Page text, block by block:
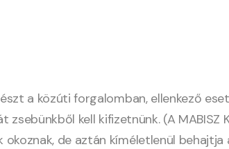
a közúti forgalomban, ellenkező
kell kifizetnünk. (A
okoznak, de aztán kíméletlenül